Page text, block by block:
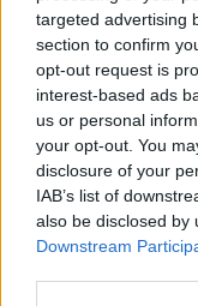
targeted advertising
section to confirm
opt-out request is
interest-based ads
us or personal
your opt-out. You
disclosure of your
IAB’s list of
also be disclosed by
Downstream